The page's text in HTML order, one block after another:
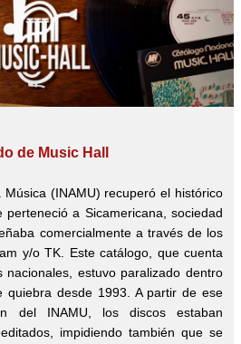
de Music Hall
(INAMU) recuperó el histórico
perteneció a Sicamericana, sociedad
comercialmente a través de los
y/o TK. Este catálogo, que cuenta
estuvo paralizado dentro
quiebra desde 1993. A partir de ese
del INAMU, los discos estaban
impidiendo también que se